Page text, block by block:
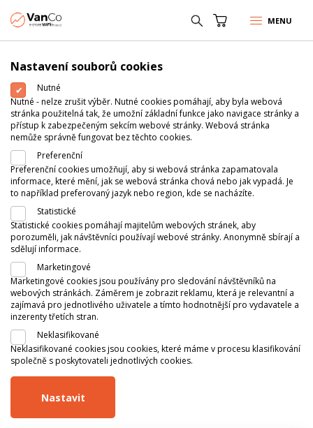
MENU
Nastavení souborů cookies
Nutné
Nutné - nelze zrušit výběr. Nutné cookies pomáhají, aby byla webová
stránka použitelná tak, že umožní základní funkce jako navigace stránky a
přístup k zabezpečeným sekcím webové stránky. Webová stránka
nemůže správně fungovat bez těchto cookies.
Preferenční
Preferenční cookies umožňují, aby si webová stránka zapamatovala
informace, které mění, jak se webová stránka chová nebo jak vypadá. Je
to například preferovaný jazyk nebo region, kde se nacházíte.
Statistické
Statistické cookies pomáhají majitelům webových stránek, aby
porozuměli, jak návštěvníci používají webové stránky. Anonymně sbírají a
sdělují informace.
Marketingové
Marketingové cookies jsou používány pro sledování návštěvníků na
webových stránkách. Záměrem je zobrazit reklamu, která je relevantní a
zajímavá pro jednotlivého uživatele a tímto hodnotnější pro vydavatele a
inzerenty třetích stran.
Neklasifikované
Neklasifikované cookies jsou cookies, které máme v procesu klasifikování
společně s poskytovateli jednotlivých cookies.
Nastavit